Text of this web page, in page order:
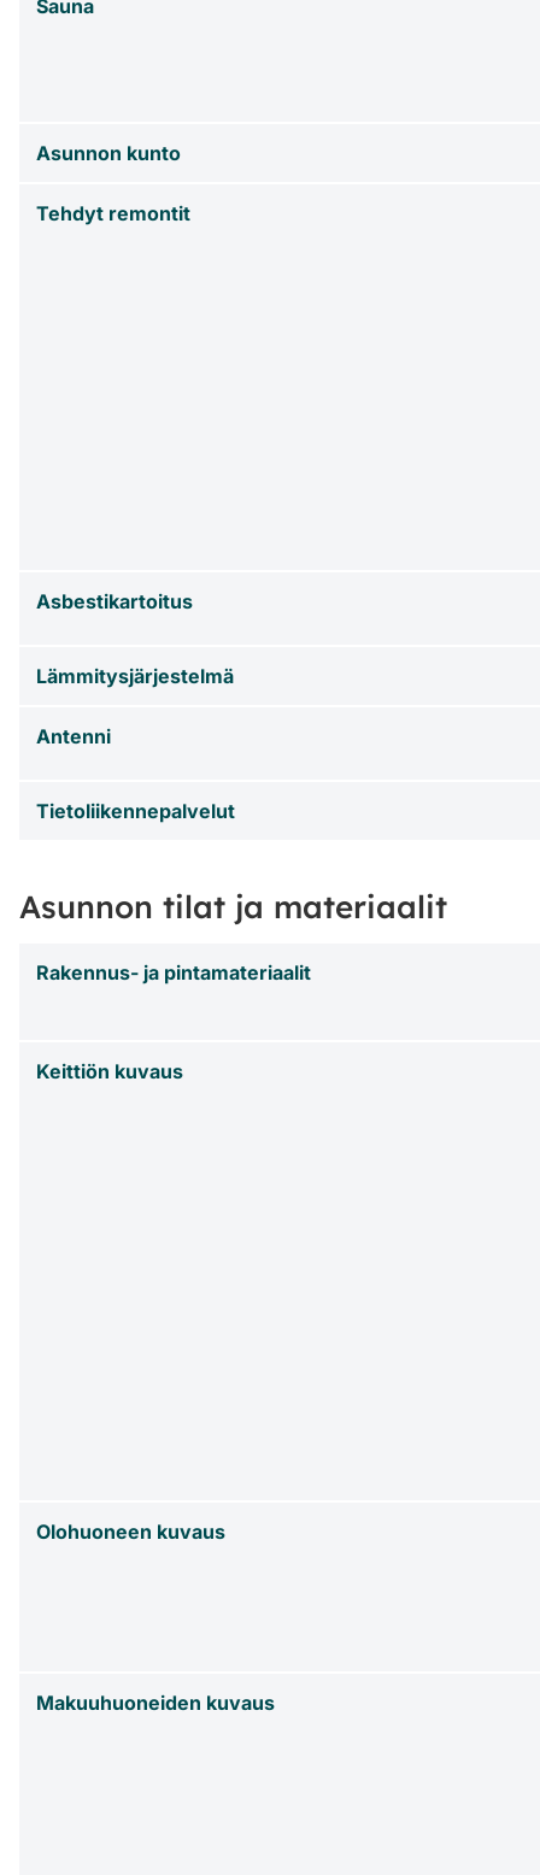
Sauna
Asunnon kunto
Tehdyt remontit
Asbestikartoitus
Lämmitysjärjestelmä
Antenni
Tietoliikennepalvelut
Asunnon tilat ja materiaalit
Rakennus- ja pintamateriaalit
Keittiön kuvaus
Olohuoneen kuvaus
Makuuhuoneiden kuvaus